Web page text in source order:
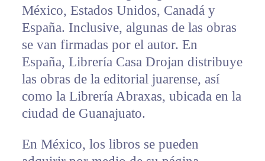
México, Estados Unidos, Canadá y
España. Inclusive, algunas de las obras
se van firmadas por el autor. En
España, Librería Casa Drojan distribuye
las obras de la editorial juarense, así
como la Librería Abraxas, ubicada en la
ciudad de Guanajuato.
En México, los libros se pueden